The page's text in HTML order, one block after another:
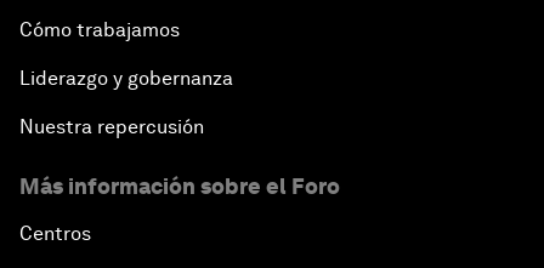
Cómo trabajamos
Liderazgo y gobernanza
Nuestra repercusión
Más información sobre el Foro
Centros